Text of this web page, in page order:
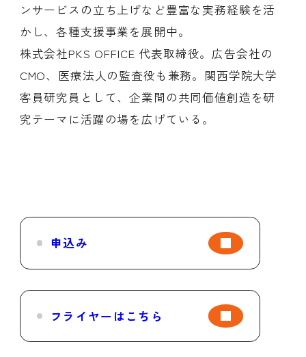
ンサービスの立ち上げなど豊富な実務経験を活
かし、各種支援事業を展開中。
株式会社PKS OFFICE 代表取締役。広告会社の
CMO、医療法人の監査役も兼務。関西学院大学
客員研究員として、企業間の共同価値創造を研
究テーマに活躍の場を広げている。
申込み
フライヤーはこちら